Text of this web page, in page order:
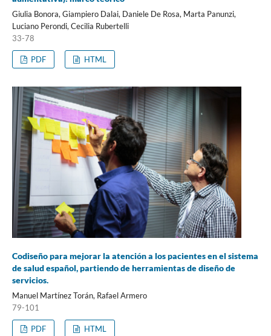
Giulia Bonora, Giampiero Dalai, Daniele De Rosa, Marta Panunzi,
Luciano Perondi, Cecilia Rubertelli
33-78
PDF HTML
Codiseño para mejorar la atención a los pacientes en el sistema
de salud español, partiendo de herramientas de diseño de
servicios.
Manuel Martínez Torán, Rafael Armero
79-101
PDF HTML